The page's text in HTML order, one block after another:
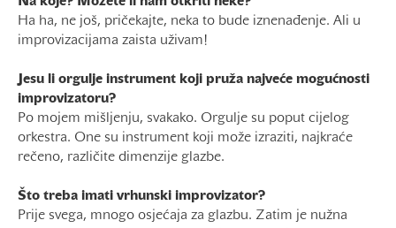
Ha ha, ne još, pričekajte, neka to bude iznenađenje. Ali u
improvizacijama zaista uživam!
Jesu li orgulje instrument koji pruža najveće mogućnosti
improvizatoru?
Po mojem mišljenju, svakako. Orgulje su poput cijelog
orkestra. One su instrument koji može izraziti, najkraće
rečeno, različite dimenzije glazbe.
Što treba imati vrhunski improvizator?
Prije svega, mnogo osjećaja za glazbu. Zatim je nužna